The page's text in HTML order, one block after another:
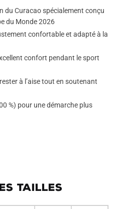
du Curacao spécialement conçu
du Monde 2026
confortable et adapté à la
confort pendant le sport
à l’aise tout en soutenant
%) pour une démarche plus
TAILLES